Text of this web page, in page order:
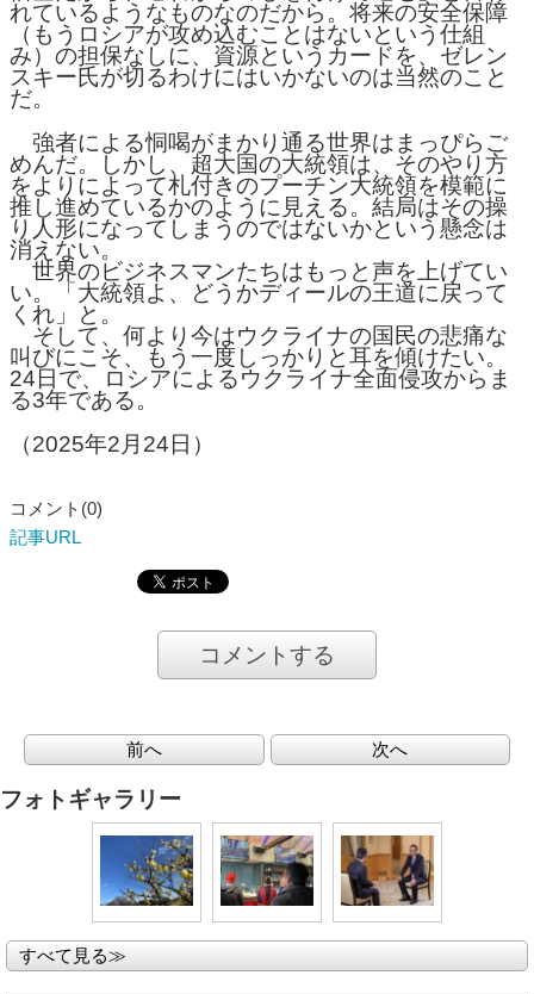
れているようなものなのだから。将来の安全保障
（もうロシアが攻め込むことはないという仕組
み）の担保なしに、資源というカードを、ゼレン
スキー氏が切るわけにはいかないのは当然のこと
だ。
強者による恫喝がまかり通る世界はまっぴらご
めんだ。しかし、超大国の大統領は、そのやり方
をよりによって札付きのプーチン大統領を模範に
推し進めているかのように見える。結局はその操
り人形になってしまうのではないかという懸念は
消えない。
世界のビジネスマンたちはもっと声を上げてい
い。「大統領よ、どうかディールの王道に戻って
くれ」と。
そして、何より今はウクライナの国民の悲痛な
叫びにこそ、もう一度しっかりと耳を傾けたい。
24日で、ロシアによるウクライナ全面侵攻からま
る3年である。
（2025年2月24日）
コメント(0)
記事URL
コメントする
前へ 次へ
フォトギャラリー
すべて見る≫